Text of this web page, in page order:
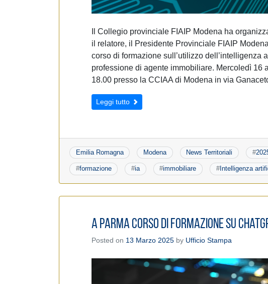
Il Collegio provinciale FIAIP Modena ha
il relatore, il Presidente Provinciale FIAIP
corso di formazione sull’utilizzo dell’intelligenza
professione di agente immobiliare. Mercoledì 16
18.00 presso la CCIAA di Modena in via
Leggi tutto
Emilia Romagna Modena News Territoriali #
#formazione #ia #immobiliare #Intelligenza
A Parma corso di formazione su
Posted on 13 Marzo 2025 by Ufficio Stampa